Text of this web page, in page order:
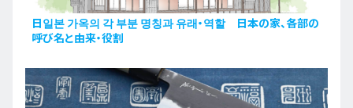
日일본 가옥의 각 부분 명칭과 유래・역할 日本の家、各部の
呼び名と由来・役割